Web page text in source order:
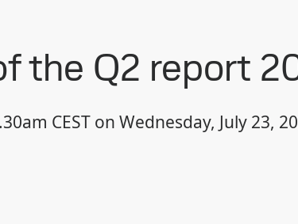
the Q2 report
CEST on Wednesday, July 23,